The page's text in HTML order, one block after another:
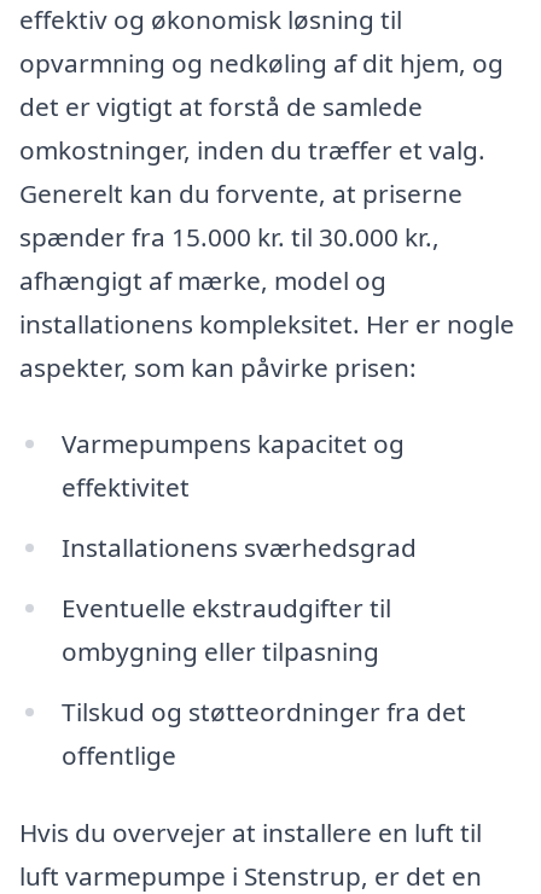
effektiv og økonomisk løsning til
opvarmning og nedkøling af dit hjem, og
det er vigtigt at forstå de samlede
omkostninger, inden du træffer et valg.
Generelt kan du forvente, at priserne
spænder fra 15.000 kr. til 30.000 kr.,
afhængigt af mærke, model og
installationens kompleksitet. Her er nogle
aspekter, som kan påvirke prisen:
Varmepumpens kapacitet og
effektivitet
Installationens sværhedsgrad
Eventuelle ekstraudgifter til
ombygning eller tilpasning
Tilskud og støtteordninger fra det
offentlige
Hvis du overvejer at installere en luft til
luft varmepumpe i Stenstrup, er det en